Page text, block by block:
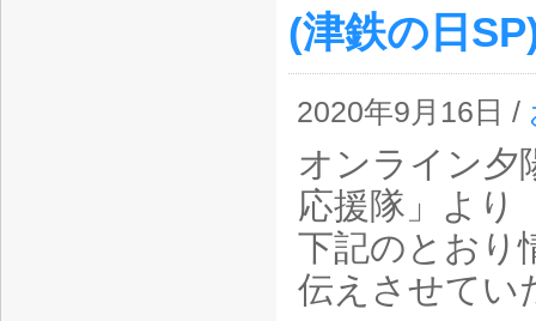
(津鉄の日
2020年9月16日 /
オンライン夕
応援隊」より
下記のとおり
伝えさせてい